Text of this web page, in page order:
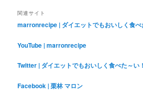
関連サイト
marronrecipe | ダイエットでもおいしく食べ
YouTube | marronrecipe
Twitter | ダイエットでもおいしく食べた～い！
Facebook | 栗林 マロン